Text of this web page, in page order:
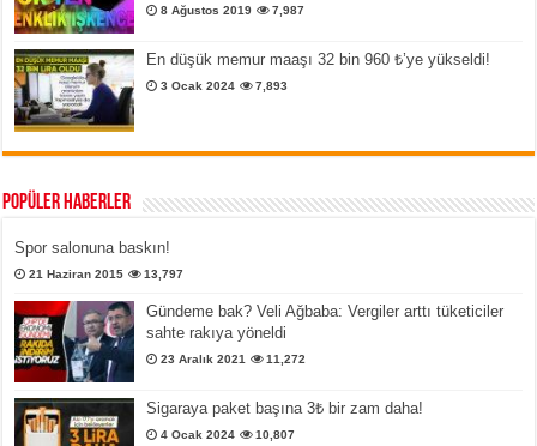
8 Ağustos 2019 7,987
En düşük memur maaşı 32 bin 960 ₺’ye yükseldi!
3 Ocak 2024 7,893
Popüler Haberler
Spor salonuna baskın!
21 Haziran 2015 13,797
Gündeme bak? Veli Ağbaba: Vergiler arttı tüketiciler
sahte rakıya yöneldi
23 Aralık 2021 11,272
Sigaraya paket başına 3₺ bir zam daha!
4 Ocak 2024 10,807